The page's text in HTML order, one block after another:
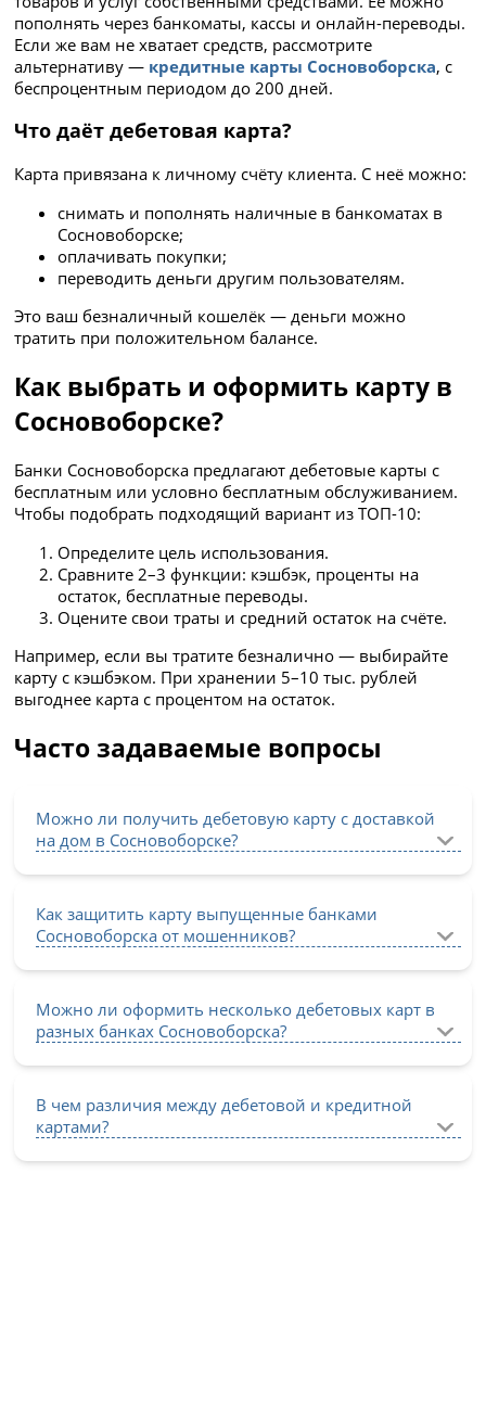
пополнять через банкоматы, кассы и онлайн-переводы.
Если же вам не хватает средств, рассмотрите
альтернативу — кредитные карты Сосновоборска, с
беспроцентным периодом до 200 дней.
Что даёт дебетовая карта?
Карта привязана к личному счёту клиента. С неё можно:
снимать и пополнять наличные в банкоматах в
Сосновоборске;
оплачивать покупки;
переводить деньги другим пользователям.
Это ваш безналичный кошелёк — деньги можно
тратить при положительном балансе.
Как выбрать и оформить карту в
Сосновоборске?
Банки Сосновоборска предлагают дебетовые карты с
бесплатным или условно бесплатным обслуживанием.
Чтобы подобрать подходящий вариант из ТОП-10:
Определите цель использования.
Сравните 2–3 функции: кэшбэк, проценты на
остаток, бесплатные переводы.
Оцените свои траты и средний остаток на счёте.
Например, если вы тратите безналично — выбирайте
карту с кэшбэком. При хранении 5–10 тыс. рублей
выгоднее карта с процентом на остаток.
Часто задаваемые вопросы
Можно ли получить дебетовую карту с доставкой
на дом в Сосновоборске?
Как защитить карту выпущенные банками
Сосновоборска от мошенников?
Можно ли оформить несколько дебетовых карт в
разных банках Сосновоборска?
В чем различия между дебетовой и кредитной
картами?